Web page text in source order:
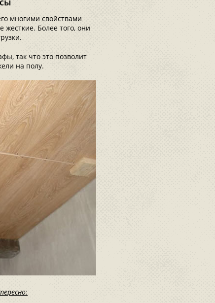
многими свойствами
Более того, они
так что это позволит
на полу.